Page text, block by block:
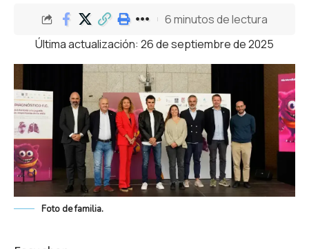
Última actualización: 26 de septiembre de 2025
6 minutos de lectura
Foto de familia.